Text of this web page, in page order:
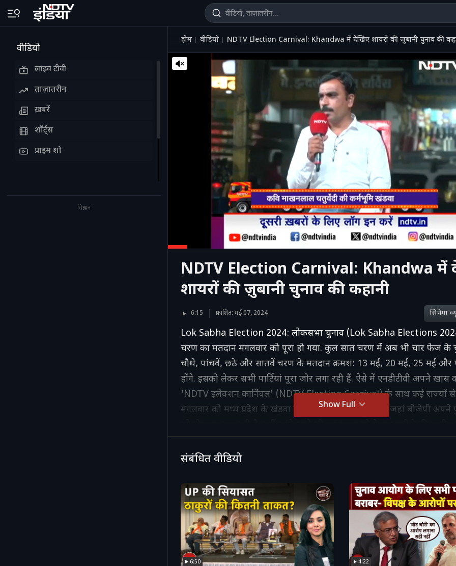
वीडियो
लाइव टीवी
ताज़ातरीन
ख़बरें
शॉर्ट्स
प्राइम शो
विज्ञापन
होम वीडियो NDTV Election Carnival: Khandwa में देखिए शायरों की ज़ुबानी चुनाव की
NDTV Election Carnival: Khandwa में
शायरों की ज़ुबानी चुनाव की कहानी
6:15 प्रकाशित: मई 07, 2024 सिनेमा
Lok Sabha Election 2024: लोकसभा चुनाव (Lok Sabha Elections
चरण का मतदान मंगलवार को पूरा हो गया. कुल सात चरण में अब भी चार फेज के
चौथे, पांचवें, छठे और सातवें चरण के मतदान क्रमश: 13 मई, 20 मई, 25 मई
होंगे. इसको लेकर सभी पार्टियां पूरा जोर लगा रही हैं. ऐसे में एनडीटीवी अपने खास
'NDTV इलेक्शन कार्निवल' (NDTV Election Carnival) के साथ कई राज्यों
मंगलवार को मध्य प्रदेश के खंडवा पहुंचा. मध्य प्रदेश में इस बार जहां बीजेपी अपने
Show Full
संबंधित वीडियो
6:50 4:22